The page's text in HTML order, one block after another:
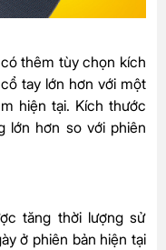
thêm tùy chọn kích
tay lớn hơn với một
hiện tại. Kích thước
lớn hơn so với phiên
tăng thời lượng sử
ở phiên bản hiện tại